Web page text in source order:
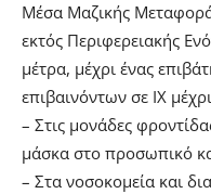
Μέσα Μαζικής
εκτός Περιφερειακής
μέτρα, μέχρι ένας
επιβαινόντων σε ΙΧ
– Στις μονάδες
μάσκα στο προσωπικό
– Στα νοσοκομεία και